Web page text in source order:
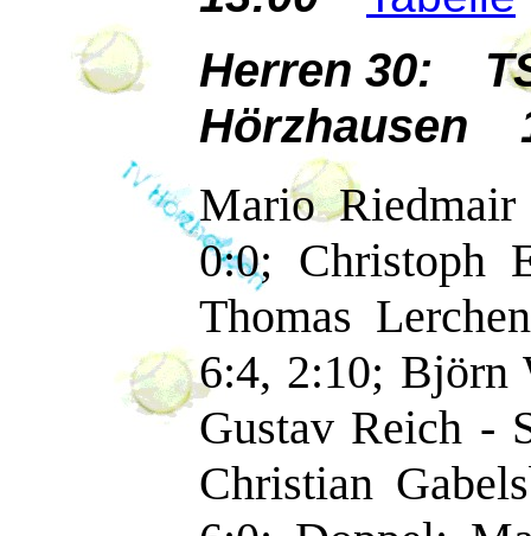
Herren 30:
Hörzhausen
Mario Riedmair
0:0; Christoph
Thomas
6:4, 2:10; Björn
Gustav Reich -
Christian